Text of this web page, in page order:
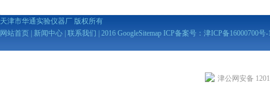
天津市华通实验仪器厂 版权所有
网站首页
新闻中心 联系我们 | 2016 GoogleSitemap ICP备案号： 津ICP备16000700号-
津公网安备